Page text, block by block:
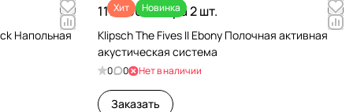
Напольная
Хит Новинка
119 990 ₽/Пара 2 шт.
Klipsch The Fives II Ebony Полочная активная
акустическая система
0 0 Нет в наличии
Заказать